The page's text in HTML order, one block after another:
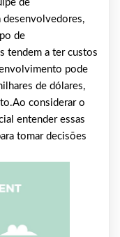
de
desenvolvedores,
de
tendem a ter custos
pode
de dólares,
considerar o
entender essas
tomar decisões